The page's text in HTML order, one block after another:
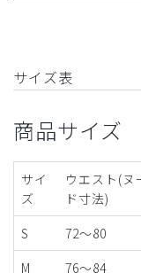
サイズ表
商品サイズ
サイ
ズ
ウエスト(ヌ
ド寸法)
S 72～80
M
76〜84